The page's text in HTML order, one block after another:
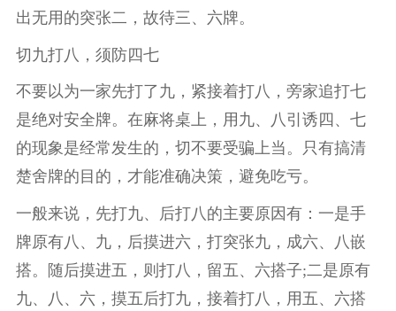
出无用的突张二，故待三、六牌。
切九打八，须防四七
不要以为一家先打了九，紧接着打八，旁家追打七
是绝对安全牌。在麻将桌上，用九、八引诱四、七
的现象是经常发生的，切不要受骗上当。只有搞清
楚舍牌的目的，才能准确决策，避免吃亏。
一般来说，先打九、后打八的主要原因有：一是手
牌原有八、九，后摸进六，打突张九，成六、八嵌
搭。随后摸进五，则打八，留五、六搭子;二是原有
九、八、六，摸五后打九，接着打八，用五、六搭